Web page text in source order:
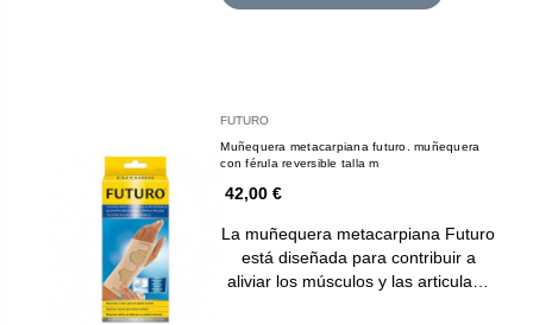
FUTURO
Muñequera metacarpiana futuro. muñequera
con férula reversible talla m
42,00 €
La muñequera metacarpiana Futuro
está diseñada para contribuir a
aliviar los músculos y las articula…